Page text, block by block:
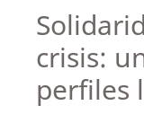
crisis:
perfiles